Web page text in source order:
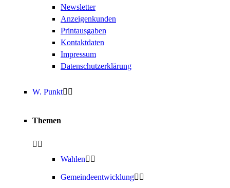
Newsletter
Anzeigenkunden
Printausgaben
Kontaktdaten
Impressum
Datenschutzerklärung
W. Punkt
Themen
Wahlen
Gemeindeentwicklung